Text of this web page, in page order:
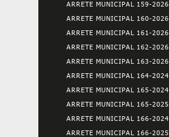
ARRETE MUNICIPAL 159-2026
ARRETE MUNICIPAL 160-2026
ARRETE MUNICIPAL 161-2026
ARRETE MUNICIPAL 162-2026
ARRETE MUNICIPAL 163-2026
ARRETE MUNICIPAL 164-2024
ARRETE MUNICIPAL 165-2024
ARRETE MUNICIPAL 165-2025
ARRETE MUNICIPAL 166-2024
ARRETE MUNICIPAL 166-2025